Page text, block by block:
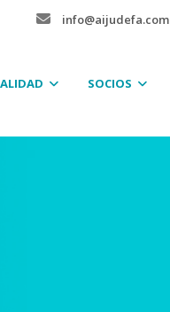
info@aijudefa.com
SOCIOS